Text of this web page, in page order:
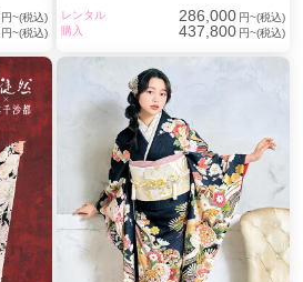
円~(税込)
円~(税込)
レンタル 286,000 円~(税込)
購入
437,800 円~(税込)